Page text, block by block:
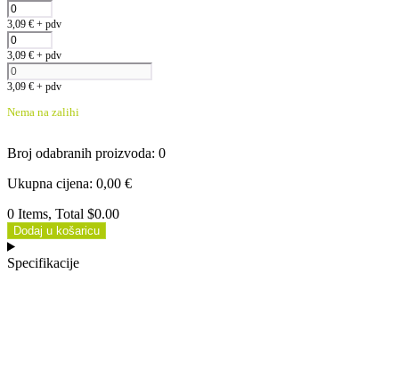
3,09 € + pdv
3,09 € + pdv
3,09 € + pdv
Nema na zalihi
Broj odabranih proizvoda: 0
Ukupna cijena: 0,00 €
0 Items, Total $0.00
Dodaj u košaricu
Specifikacije